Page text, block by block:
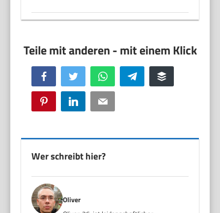
Facebook Twitter WhatsApp Telegram Buffer
Pinterest LinkedIn Email
Wer schreibt hier?
Oliver